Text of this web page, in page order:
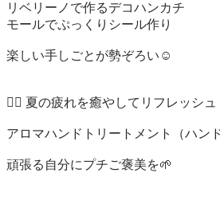
リベリーノで作るデコハンカチ
モールでぷっくりシール作り
楽しい手しごとが勢ぞろい☺️
💆‍♀️ 夏の疲れを癒やしてリフレッシュ
アロマハンドトリートメント（ハン
頑張る自分にプチご褒美を🌱